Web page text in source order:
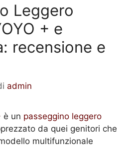
Leggero
+ e
recensione e
admin
è un passeggino leggero
da quei genitori che
multifunzionale